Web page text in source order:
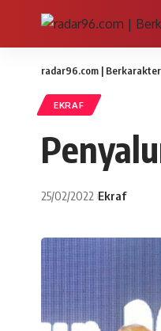
radar96.com |
EKRAF
25/02/2022 Ekraf